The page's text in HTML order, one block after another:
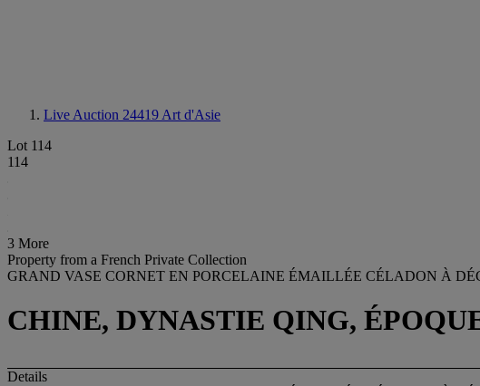
Live Auction 24419 Art d'Asie
Lot 114
114
3 More
Property from a French Private Collection
GRAND VASE CORNET EN PORCELAINE ÉMAILLÉE CÉLADON À
CHINE, DYNASTIE QING,
Details